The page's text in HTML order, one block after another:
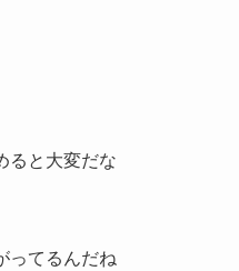
ると大変だな
ってるんだね